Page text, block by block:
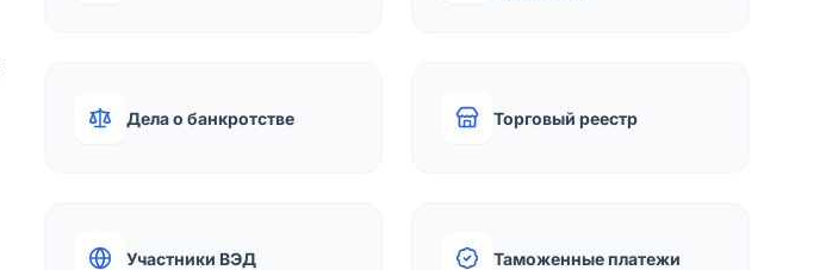
Дела о банкротстве Торговый реестр
Участники ВЭД Таможенные платежи